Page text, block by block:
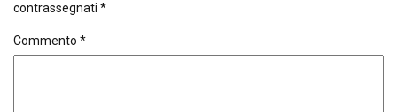
contrassegnati *
Commento *